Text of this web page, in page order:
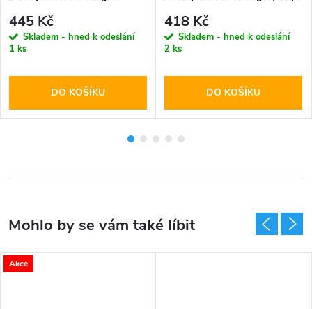
445 Kč
Skladem - hned k odeslání
1 ks
DO KOŠÍKU
418 Kč
Skladem - hned k odeslání
2 ks
DO KOŠÍKU
Akce